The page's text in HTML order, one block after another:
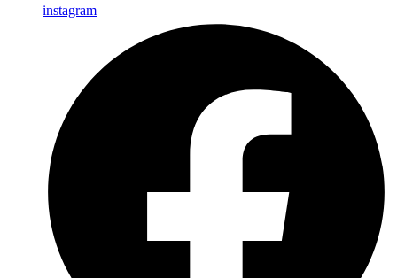
instagram